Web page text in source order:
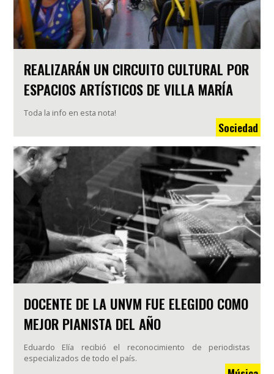
REALIZARÁN UN CIRCUITO CULTURAL POR
ESPACIOS ARTÍSTICOS DE VILLA MARÍA
Toda la info en esta nota!
Sociedad
DOCENTE DE LA UNVM FUE ELEGIDO COMO
MEJOR PIANISTA DEL AÑO
Eduardo Elía recibió el reconocimiento de periodistas
especializados de todo el país.